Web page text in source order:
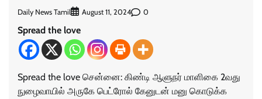
Daily News Tamil August 11, 2024 0
Spread the love
Spread the love சென்னை: கிண்டி ஆளுநர் மாளிகை 2வது
நுழைவாயில் அருகே பெட்ரோல் கேனுடன் மனு கொடுக்க